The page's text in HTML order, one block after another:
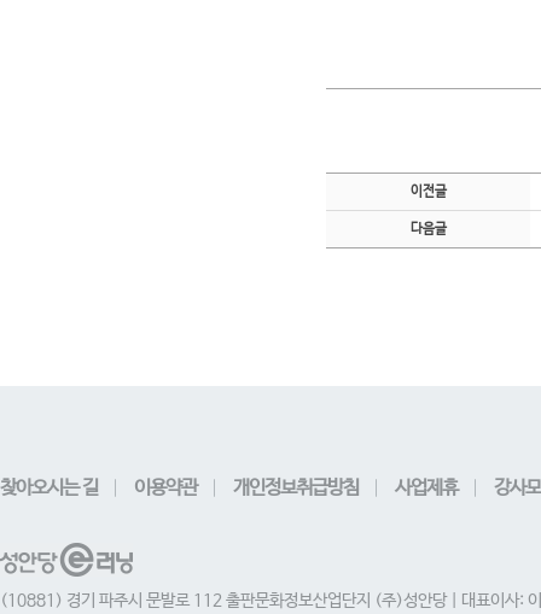
이전글
다음글
찾아오시는 길 이용약관 개인정보취급방침 사업제휴 강사
(10881) 경기 파주시 문발로 112 출판문화정보산업단지 (주)성안당 | 대표이사: